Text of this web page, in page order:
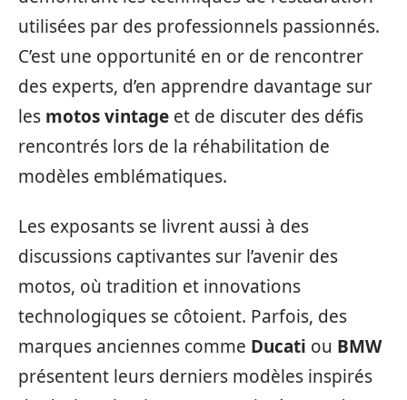
utilisées par des professionnels passionnés.
C’est une opportunité en or de rencontrer
des experts, d’en apprendre davantage sur
les motos vintage et de discuter des défis
rencontrés lors de la réhabilitation de
modèles emblématiques.
Les exposants se livrent aussi à des
discussions captivantes sur l’avenir des
motos, où tradition et innovations
technologiques se côtoient. Parfois, des
marques anciennes comme Ducati ou BMW
présentent leurs derniers modèles inspirés